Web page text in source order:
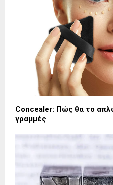
Concealer: Πώς θα το
γραμμές